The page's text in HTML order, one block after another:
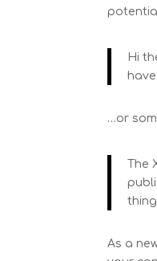
Hi
…or
The
As a